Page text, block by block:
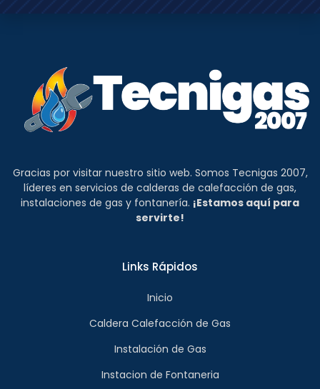
Gracias por visitar nuestro sitio web. Somos Tecnigas 2007,
líderes en servicios de calderas de calefacción de gas,
instalaciones de gas y fontanería. ¡Estamos aquí para
servirte!
Links Rápidos
Inicio
Caldera Calefacción de Gas
Instalación de Gas
Instacion de Fontaneria